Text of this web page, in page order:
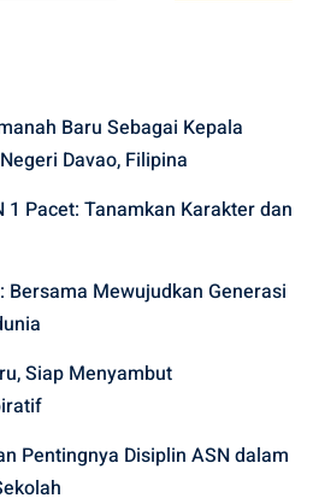
Baru Sebagai Kepala
Davao, Filipina
1 Pacet: Tanamkan Karakter dan
Bersama Mewujudkan Generasi
Siap Menyambut
Pentingnya Disiplin ASN dalam